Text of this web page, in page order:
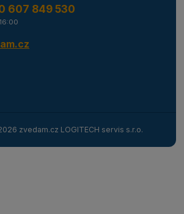
607 849 530
zvedam.cz LOGITECH servis s.r.o.